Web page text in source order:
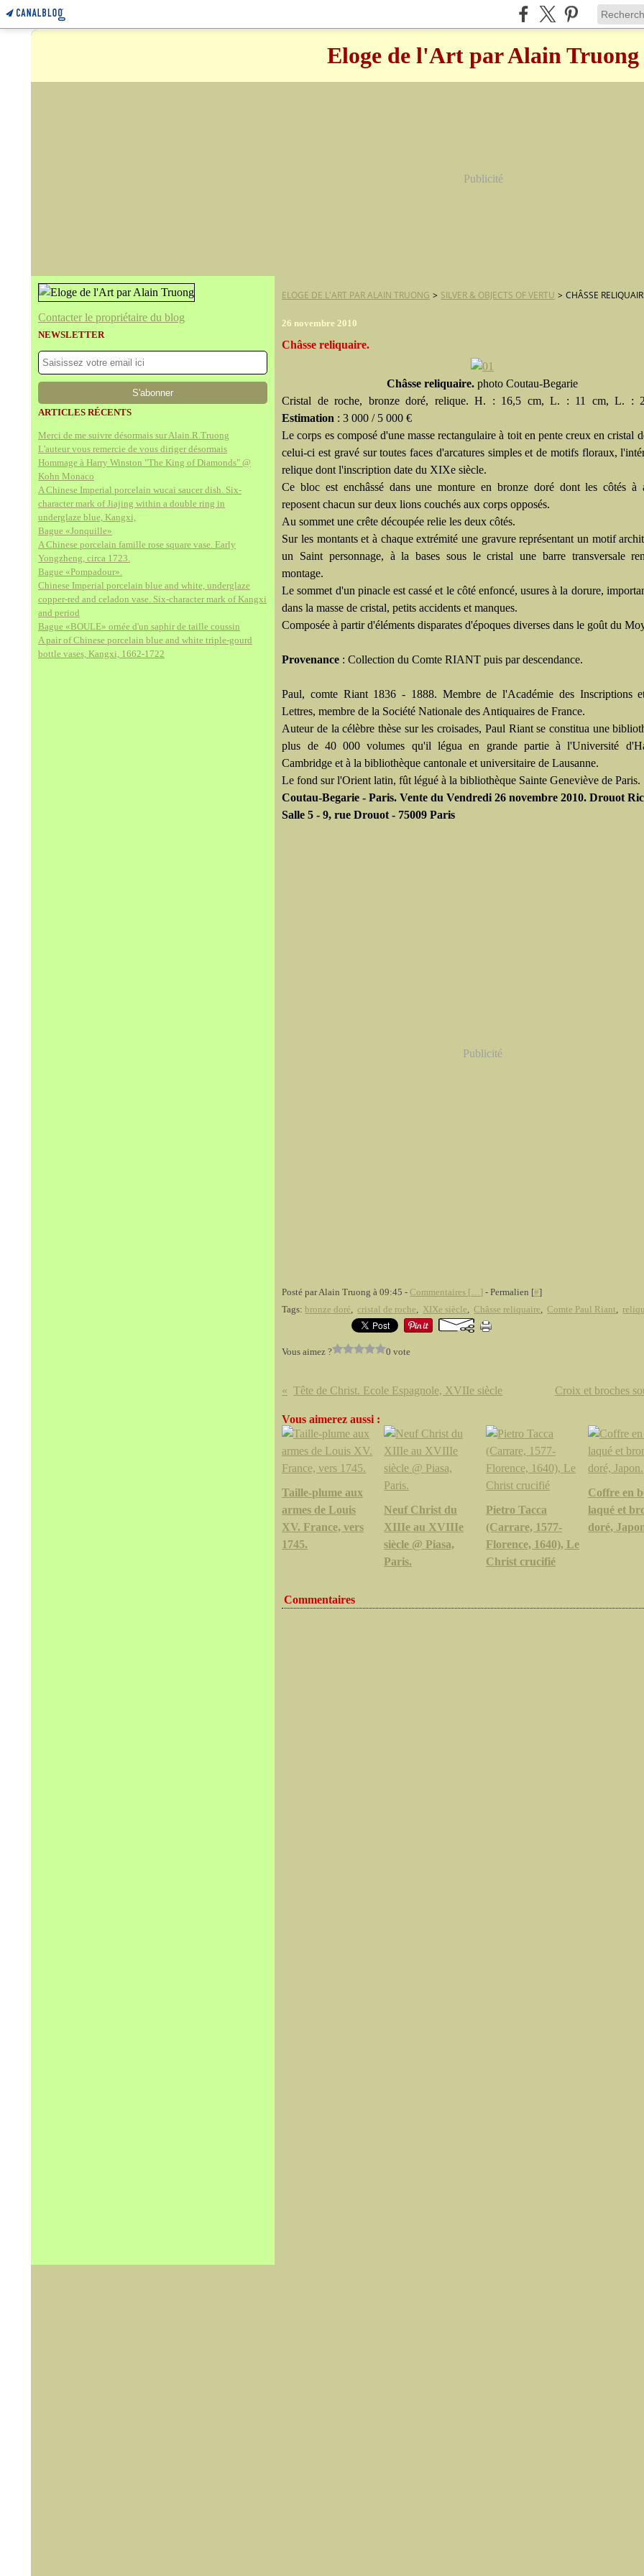
Eloge de l'Art par Alain Truong
Publicité
Contacter le propriétaire du blog
NEWSLETTER
ARTICLES RÉCENTS
Merci de me suivre désormais sur Alain.R.Truong
L'auteur vous remercie de vous diriger désormais
Hommage à Harry Winston "The King of Diamonds" @
Kohn Monaco
A Chinese Imperial porcelain wucai saucer dish. Six-
character mark of Jiajing within a double ring in
underglaze blue, Kangxi,
Bague «Jonquille»
A Chinese porcelain famille rose square vase. Early
Yongzheng, circa 1723.
Bague «Pompadour».
Chinese Imperial porcelain blue and white, underglaze
copper-red and celadon vase. Six-character mark of Kangxi
and period
Bague «BOULE» ornée d'un saphir de taille coussin
A pair of Chinese porcelain blue and white triple-gourd
bottle vases, Kangxi, 1662-1722
ELOGE DE L'ART PAR ALAIN TRUONG > SILVER & OBJECTS OF VERTU > CHÂSSE
26 novembre 2010
Châsse reliquaire.
Châsse reliquaire.photo Coutau-Begarie
Cristal de roche, bronze doré, relique. H. : 16,5 cm, L. : 11 cm, L. :
Estimation : 3 000 / 5 000 €
Le corps es composé d'une masse rectangulaire à toit en pente creux en cristal
celui-ci est gravé sur toutes faces d'arcatures simples et de motifs floraux,
relique dont l'inscription date du XIXe siècle.
Ce bloc est enchâssé dans une monture en bronze doré dont les côtés à
reposent chacun sur deux lions couchés aux corps opposés.
Au sommet une crête découpée relie les deux côtés.
Sur les montants et à chaque extrémité une gravure représentant un motif
un Saint personnage, à la bases sous le cristal une barre transversale
montage.
Le sommet d'un pinacle est cassé et le côté enfoncé, usures à la dorure,
dans la masse de cristal, petits accidents et manques.
Composée à partir d'éléments disparates d'époques diverses dans le goût du
Provenance : Collection du Comte RIANT puis par descendance.
Paul, comte Riant 1836 - 1888. Membre de l'Académie des Inscriptions
Lettres, membre de la Société Nationale des Antiquaires de France.
Auteur de la célèbre thèse sur les croisades, Paul Riant se constitua une
plus de 40 000 volumes qu'il légua en grande partie à l'Université
Cambridge et à la bibliothèque cantonale et universitaire de Lausanne.
Le fond sur l'Orient latin, fût légué à la bibliothèque Sainte Geneviève de Paris.
Coutau-Begarie - Paris. Vente du Vendredi 26 novembre 2010. Drouot
Salle 5 - 9, rue Drouot - 75009 Paris
Publicité
Posté par Alain Truong à 09:45 - Commentaires [… ] - Permalien [#]
Tags:bronze doré, cristal de roche, XIXe siècle, Châsse reliquaire, Comte Paul Riant,
Vous aimez ? 0 vote
Tête de Christ. Ecole Espagnole, XVIIe siècle Croix et broches
Vous aimerez aussi :
Taille-plume aux
armes de Louis
XV. France, vers
1745.
Neuf Christ du
XIIIe au XVIIIe
siècle @ Piasa,
Paris.
Pietro Tacca
(Carrare, 1577-
Florence, 1640), Le
Christ crucifié
Coffre en
laqué et
doré,
Commentaires